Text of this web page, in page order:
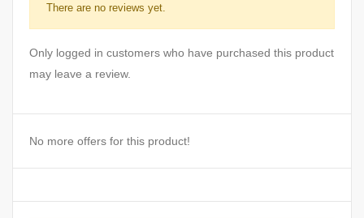
There are no reviews yet.
Only logged in customers who have purchased this product
may leave a review.
No more offers for this product!